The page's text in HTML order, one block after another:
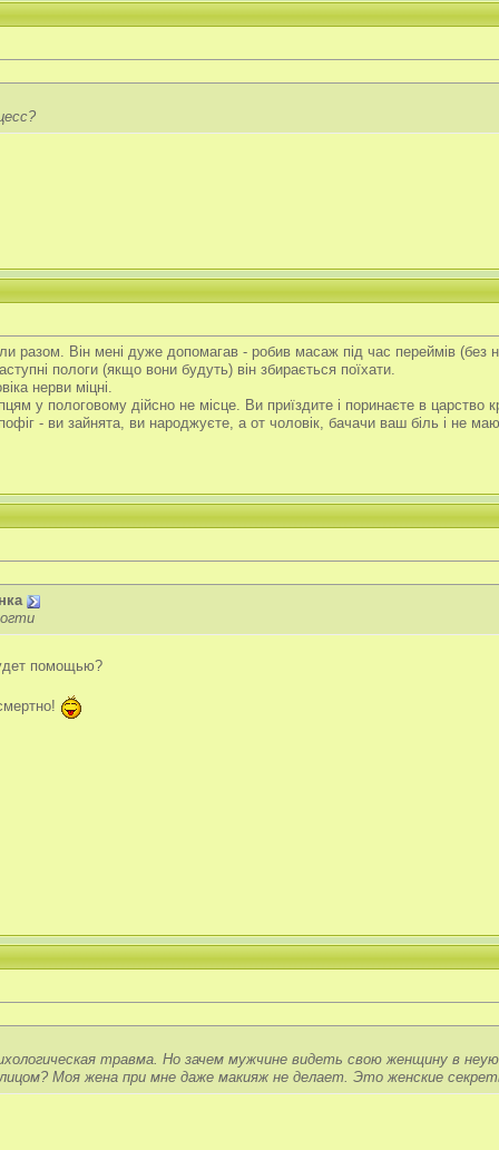
разом. Він мені дуже допомагав - робив масаж під час переймів (без
пологи (якщо вони будуть) він збирається поїхати.
нерви міцні.
у пологовому дійсно не місце. Ви приїздите і поринаєте в царство
- ви зайнята, ви народжуєте, а от чоловік, бачачи ваш біль і не
помощью?
травма. Но зачем мужчине видеть свою женщину в
Моя жена при мне даже макияж не делает. Это женские